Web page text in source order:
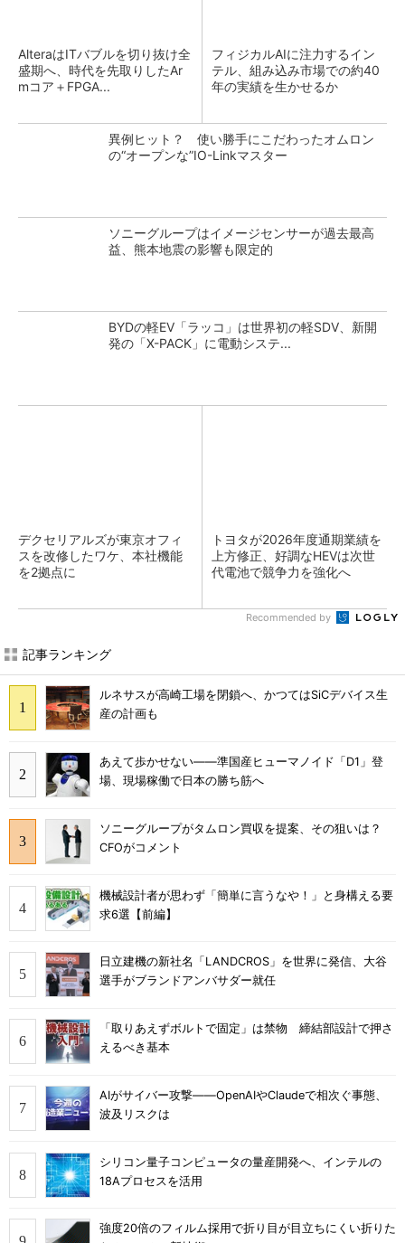
AlteraはITバブルを切り抜け全
盛期へ、時代を先取りしたAr
mコア＋FPGA...
フィジカルAIに注力するイン
テル、組み込み市場での約40
年の実績を生かせるか
異例ヒット？ 使い勝手にこだわったオムロン
の“オープンな”IO-Linkマスター
ソニーグループはイメージセンサーが過去最高
益、熊本地震の影響も限定的
BYDの軽EV「ラッコ」は世界初の軽SDV、新開
発の「X-PACK」に電動システ...
デクセリアルズが東京オフィ
スを改修したワケ、本社機能
を2拠点に
トヨタが2026年度通期業績を
上方修正、好調なHEVは次世
代電池で競争力を強化へ
Recommended by
記事ランキング
ルネサスが高崎工場を閉鎖へ、かつてはSiCデバイス生
産の計画も
あえて歩かせない――準国産ヒューマノイド「D1」登
場、現場稼働で日本の勝ち筋へ
ソニーグループがタムロン買収を提案、その狙いは？
CFOがコメント
機械設計者が思わず「簡単に言うなや！」と身構える要
求6選【前編】
日立建機の新社名「LANDCROS」を世界に発信、大谷
選手がブランドアンバサダー就任
「取りあえずボルトで固定」は禁物 締結部設計で押さ
えるべき基本
AIがサイバー攻撃――OpenAIやClaudeで相次ぐ事態、
波及リスクは
シリコン量子コンピュータの量産開発へ、インテルの
18Aプロセスを活用
強度20倍のフィルム採用で折り目が目立ちにくい折りた